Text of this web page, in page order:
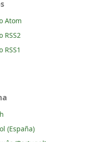
(España)